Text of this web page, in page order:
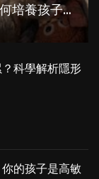
從
小獼猴Panchi 看：依附理論如何培養孩子心理韌性？
科學解析隱形
的孩子是高敏